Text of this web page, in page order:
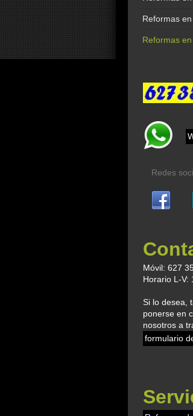
Reformas
Reformas
Redes
Móvil: 627
Horario L-V:
Si lo desea,
ponerse en
nosotros a
formulario